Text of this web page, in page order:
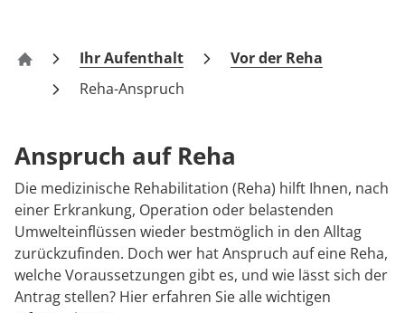
Kontakt
Zuzahlung & Befreiung
Checkliste zum Start
Gastroenterologie
Stoffwechselerkrankungen
Geriatrie
Gynäkologie
HTS & Cochlea
Long Covid
Nachsorge
Qualität & Expertise
Publikationsdatenbank
Zuzahlung & Befreiung
Reha FAQ
Reha Checkliste
Zuweiser
Über MEDIAN
Klinik Kühlungsborn
Ihr Aufenthalt
Vor der Reha
Reha-Anspruch
Anspruch auf Reha
Die medizinische Rehabilitation (Reha) hilft Ihnen, nach
einer Erkrankung, Operation oder belastenden
Umwelteinflüssen wieder bestmöglich in den Alltag
zurückzufinden. Doch wer hat Anspruch auf eine Reha,
welche Voraussetzungen gibt es, und wie lässt sich der
Antrag stellen? Hier erfahren Sie alle wichtigen